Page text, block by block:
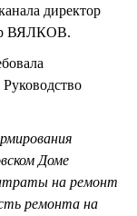
директор
ВЯЛКОВ.
Доме
на ремонт
ремонта на